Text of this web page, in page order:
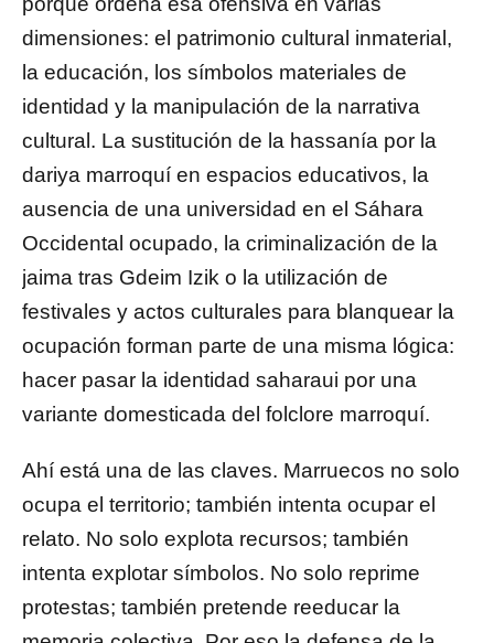
dimensiones: el patrimonio cultural inmaterial,
la educación, los símbolos materiales de
identidad y la manipulación de la narrativa
cultural. La sustitución de la hassanía por la
dariya marroquí en espacios educativos, la
ausencia de una universidad en el Sáhara
Occidental ocupado, la criminalización de la
jaima tras Gdeim Izik o la utilización de
festivales y actos culturales para blanquear la
ocupación forman parte de una misma lógica:
hacer pasar la identidad saharaui por una
variante domesticada del folclore marroquí.
Ahí está una de las claves. Marruecos no solo
ocupa el territorio; también intenta ocupar el
relato. No solo explota recursos; también
intenta explotar símbolos. No solo reprime
protestas; también pretende reeducar la